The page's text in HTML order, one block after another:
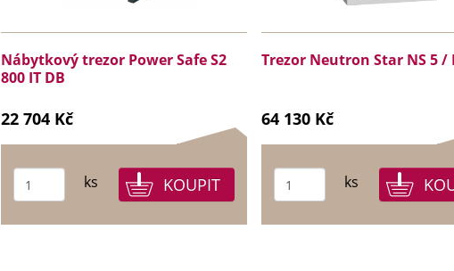
Nábytkový trezor Power Safe S2
800 IT DB
22 704 Kč
ks
Trezor Neutron Star NS 5 /
64 130 Kč
ks